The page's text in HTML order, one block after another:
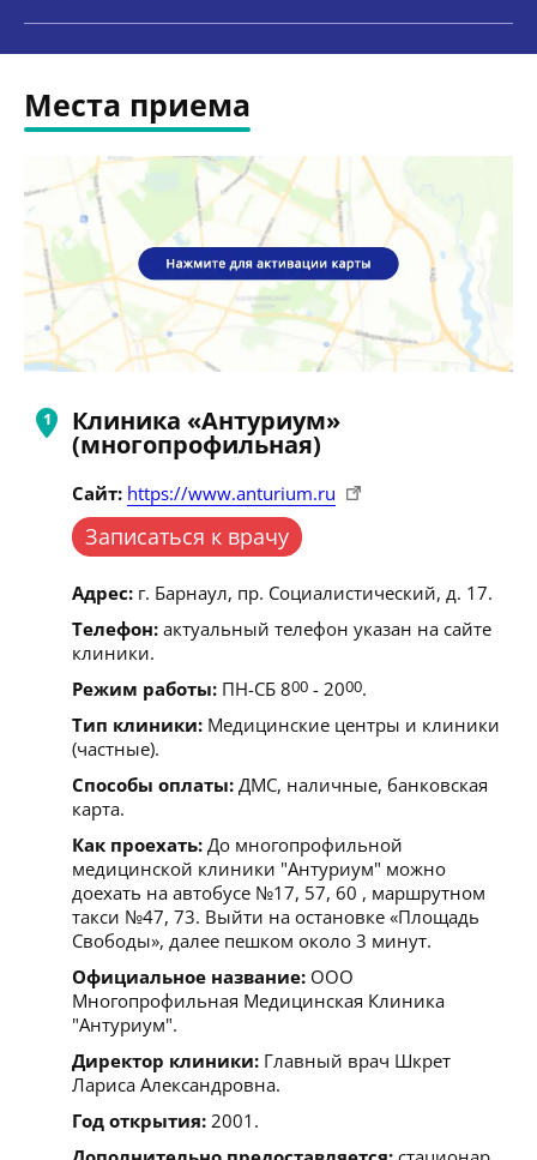
Места приема
Клиника «Антуриум»
(многопрофильная)
Сайт: https://www.anturium.ru
Записаться к врачу
Адрес: г. Барнаул, пр. Социалистический, д. 17.
Телефон: актуальный телефон указан на сайте
клиники.
Режим работы: ПН-СБ 800 - 2000.
Тип клиники: Медицинские центры и клиники
(частные).
Способы оплаты: ДМС, наличные, банковская
карта.
Как проехать: До многопрофильной
медицинской клиники "Антуриум" можно
доехать на автобусе №17, 57, 60 , маршрутном
такси №47, 73. Выйти на остановке «Площадь
Свободы», далее пешком около 3 минут.
Официальное название: ООО
Многопрофильная Медицинская Клиника
"Антуриум".
Директор клиники: Главный врач Шкрет
Лариса Александровна.
Год открытия: 2001.